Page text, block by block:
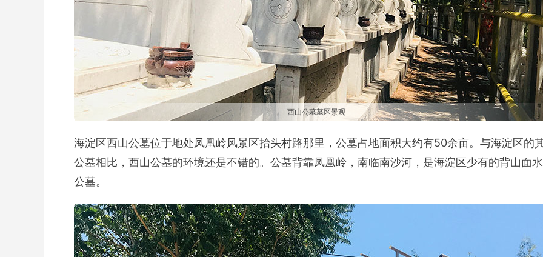
西山公墓墓区景观
海淀区西山公墓位于地处凤凰岭风景区抬头村路那里，公墓占地面积大约有50余亩。与海淀区的
公墓相比，西山公墓的环境还是不错的。公墓背靠凤凰岭，南临南沙河，是海淀区少有的背山面
公墓。